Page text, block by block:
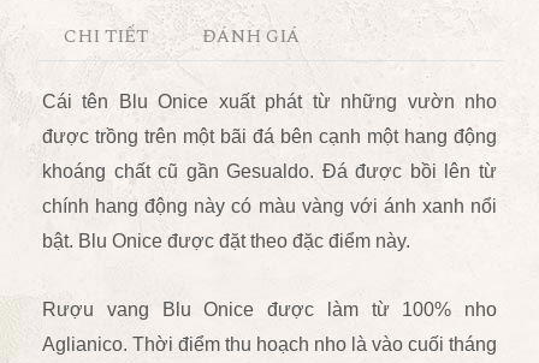
CHI TIẾT ĐÁNH GIÁ
Cái tên Blu Onice xuất phát từ những vườn nho
được trồng trên một bãi đá bên cạnh một hang động
khoáng chất cũ gần Gesualdo. Đá được bồi lên từ
chính hang động này có màu vàng với ánh xanh nổi
bật. Blu Onice được đặt theo đặc điểm này.
Rượu vang Blu Onice được làm từ 100% nho
Aglianico. Thời điểm thu hoạch nho là vào cuối tháng